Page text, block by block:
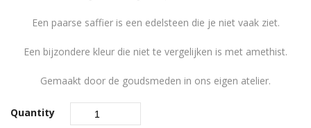
Een paarse saffier is een edelsteen die je niet vaak ziet.
Een bijzondere kleur die niet te vergelijken is met amethist.
Gemaakt door de goudsmeden in ons eigen atelier.
Quantity